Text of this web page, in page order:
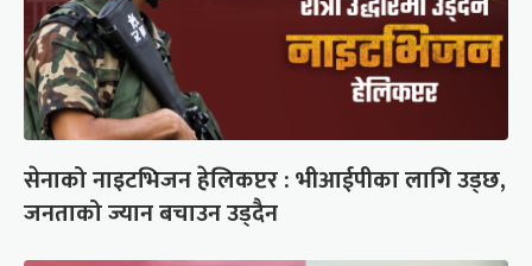
सेनाको नाइटभिजन हेलिकप्टर : भीआईपीका लागि उड्छ,
जनताको ज्यान बचाउन उड्दैन